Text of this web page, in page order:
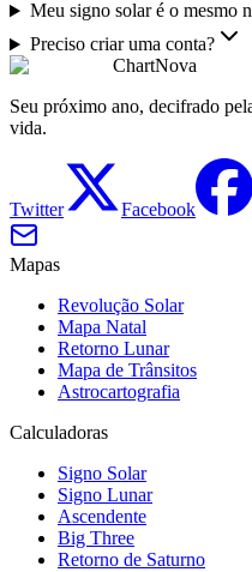
Meu signo solar é o mesmo
Preciso criar uma conta?
ChartNova
Seu próximo ano, decifrado
vida.
Twitter Facebook
Mapas
Revolução Solar
Mapa Natal
Retorno Lunar
Mapa de Trânsitos
Astrocartografia
Calculadoras
Signo Solar
Signo Lunar
Ascendente
Big Three
Retorno de Saturno